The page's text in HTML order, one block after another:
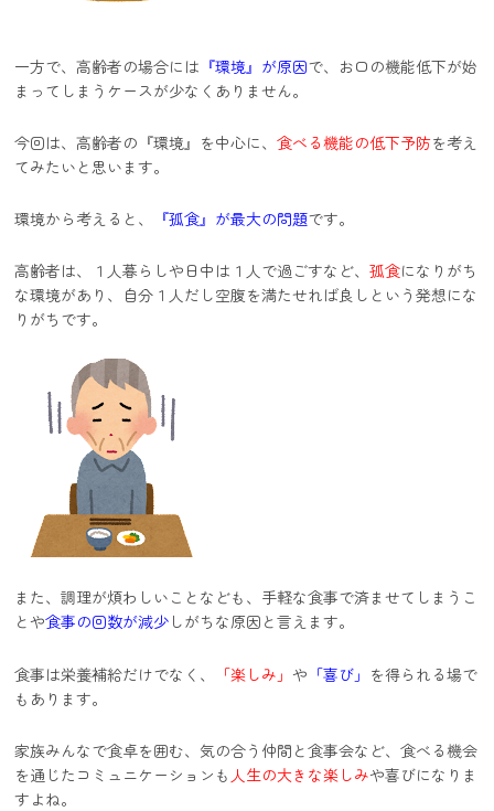
一方で、高齢者の場合には 『環境』が原因で、お口の機能低下が始
まってしまうケースが少なくありません。
今回は、高齢者の『環境』を中心に、食べる機能の低下予防を考え
てみたいと思います。
環境から考えると、 『孤食』が最大の問題です。
高齢者は、１人暮らしや日中は１人で過ごすなど、孤食になりがち
な環境があり、自分１人だし空腹を満たせれば良しという発想にな
りがちです。
また、調理が煩わしいことなども、手軽な食事で済ませてしまうこ
とや食事の回数が減少 しがちな原因と言えます。
食事は栄養補給だけでなく、 「楽しみ」や 「喜び」 を得られる場で
もあります。
家族みんなで食卓を囲む、気の合う仲間と食事会など、食べる機会
を通じたコミュニケーションも 人生の大きな楽しみや喜びになりま
すよね。